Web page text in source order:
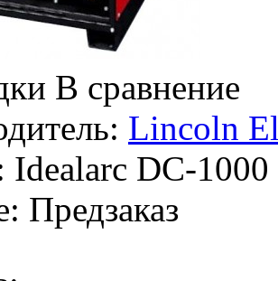
В сравнение
Lincoln
Idealarc DC-1000
Предзаказ